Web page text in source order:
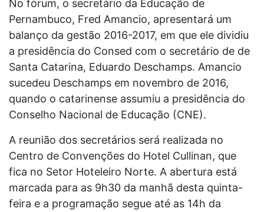
No fórum, o secretário da Educação de
Pernambuco, Fred Amancio, apresentará um
balanço da gestão 2016-2017, em que ele dividiu
a presidência do Consed com o secretário de de
Santa Catarina, Eduardo Deschamps. Amancio
sucedeu Deschamps em novembro de 2016,
quando o catarinense assumiu a presidência do
Conselho Nacional de Educação (CNE).
A reunião dos secretários será realizada no
Centro de Convenções do Hotel Cullinan, que
fica no Setor Hoteleiro Norte. A abertura está
marcada para as 9h30 da manhã desta quinta-
feira e a programação segue até as 14h da